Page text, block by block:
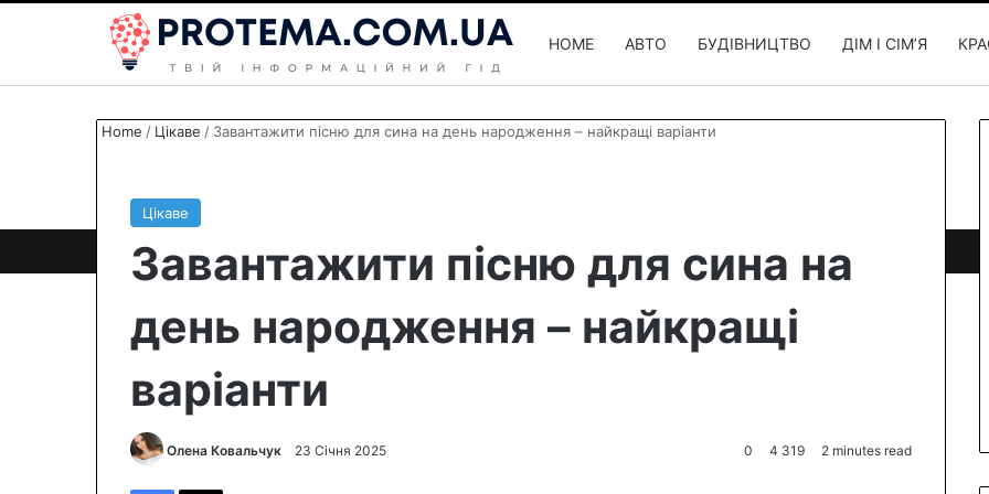
HOME АВТО БУДІВНИЦТВО ДІМ І СІМʼЯ
Home / Цікаве / Завантажити пісню для сина на день народження – найкращі варіанти
Цікаве
Завантажити пісню для сина на
день народження – найкращі
варіанти
Олена Ковальчук 23 Січня 2025 0 4 319 2 minutes read
Facebook